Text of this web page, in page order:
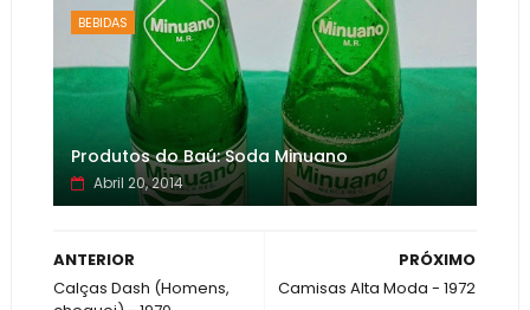
BEBIDAS
Produtos do Baú: Soda Minuano
Abril 20, 2014
PRÓXIMO
Camisas Alta Moda - 1972
ANTERIOR
Calças Dash (Homens,